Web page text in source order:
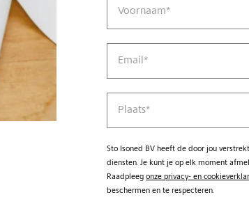
Voornaam*
Email*
Plaats*
Sto Isoned BV heeft de door jou
diensten. Je kunt je op elk moment
Raadpleeg onze privacy- en
beschermen en te respecteren.